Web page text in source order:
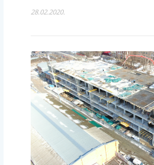
28.02.2020.